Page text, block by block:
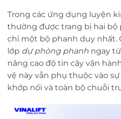
Trong các ứng dụng luyện
thường được trang bị hai bộ
chỉ một bộ phanh duy nhất.
lớp dự phòng phanh ngay
nâng cao độ tin cậy vận
vệ này vẫn phụ thuộc vào
khớp nối và toàn bộ chuỗi